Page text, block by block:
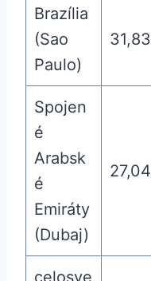
Brazília
(Sao
Paulo)
31,83
Spojen
é
Arabsk
é
Emiráty
(Dubaj)
27,04